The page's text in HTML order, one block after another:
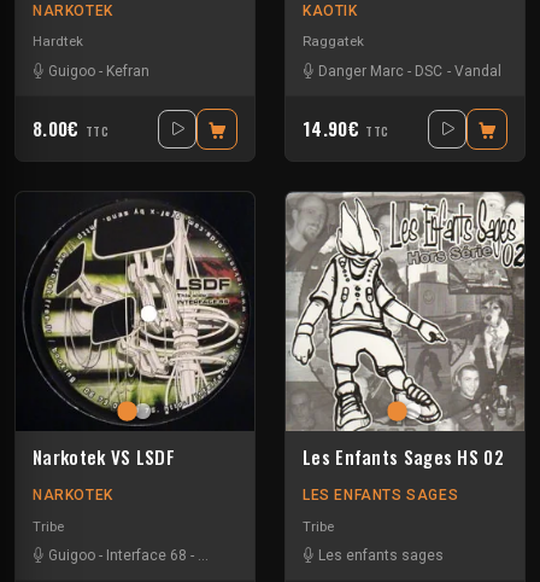
NARKOTEK
Hardtek
Guigoo - Kefran
8.00€ TTC
KAOTIK
Raggatek
Danger Marc - DSC - Vandal
14.90€ TTC
Narkotek VS LSDF
NARKOTEK
Tribe
Guigoo - Interface 68 - Kefran
Les Enfants Sages HS 02
LES ENFANTS SAGES
Tribe
Les enfants sages